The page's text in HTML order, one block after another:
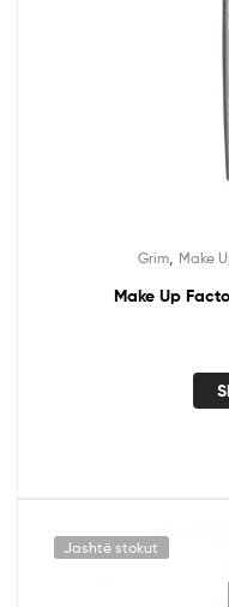
Grim, Make
Make Up
Jashtë stokut